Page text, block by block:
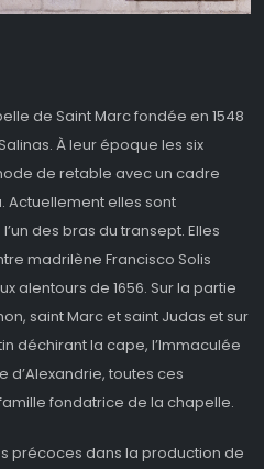
de Saint Marc fondée en 1548
À leur époque les six
de retable avec un cadre
Actuellement elles sont
des bras du transept. Elles
madrilène Francisco Solis
alentours de 1656. Sur la partie
saint Marc et saint Judas et sur
déchirant la cape, l’Immaculée
d’Alexandrie, toutes ces
fondatrice de la chapelle.
précoces dans la production de